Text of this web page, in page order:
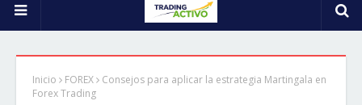
Inicio FOREX
Consejos para aplicar la estrategia Martingala en
Forex Trading